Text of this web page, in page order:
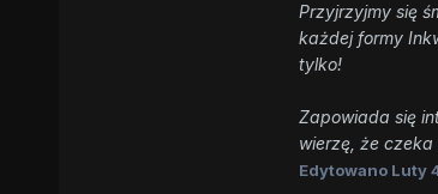
Przyjrzyjmy się
każdej formy
tylko!
Zapowiada się
wierzę, że
Edytowano Luty